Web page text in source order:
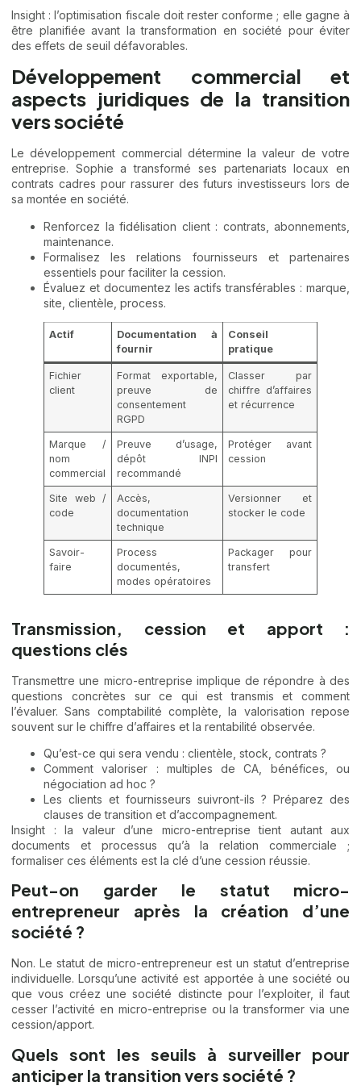
Insight : l’optimisation fiscale doit rester conforme ; elle gagne à
être planifiée avant la transformation en société pour éviter
des effets de seuil défavorables.
Développement commercial et
aspects juridiques de la transition
vers société
Le développement commercial détermine la valeur de votre
entreprise. Sophie a transformé ses partenariats locaux en
contrats cadres pour rassurer des futurs investisseurs lors de
sa montée en société.
Renforcez la fidélisation client : contrats, abonnements,
maintenance.
Formalisez les relations fournisseurs et partenaires
essentiels pour faciliter la cession.
Évaluez et documentez les actifs transférables : marque,
site, clientèle, process.
Actif
Documentation à
fournir
Conseil
pratique
Fichier
client
Format exportable,
preuve de
consentement
RGPD
Classer par
chiffre d’affaires
et récurrence
Marque /
nom
commercial
Preuve d’usage,
dépôt INPI
recommandé
Protéger avant
cession
Site web /
code
Accès,
documentation
technique
Versionner et
stocker le code
Savoir-
faire
Process
documentés,
modes opératoires
Packager pour
transfert
Transmission, cession et apport :
questions clés
Transmettre une micro-entreprise implique de répondre à des
questions concrètes sur ce qui est transmis et comment
l’évaluer. Sans comptabilité complète, la valorisation repose
souvent sur le chiffre d’affaires et la rentabilité observée.
Qu’est-ce qui sera vendu : clientèle, stock, contrats ?
Comment valoriser : multiples de CA, bénéfices, ou
négociation ad hoc ?
Les clients et fournisseurs suivront-ils ? Préparez des
clauses de transition et d’accompagnement.
Insight : la valeur d’une micro-entreprise tient autant aux
documents et processus qu’à la relation commerciale ;
formaliser ces éléments est la clé d’une cession réussie.
Peut-on garder le statut micro-
entrepreneur après la création d’une
société ?
Non. Le statut de micro-entrepreneur est un statut d’entreprise
individuelle. Lorsqu’une activité est apportée à une société ou
que vous créez une société distincte pour l’exploiter, il faut
cesser l’activité en micro-entreprise ou la transformer via une
cession/apport.
Quels sont les seuils à surveiller pour
anticiper la transition vers société ?